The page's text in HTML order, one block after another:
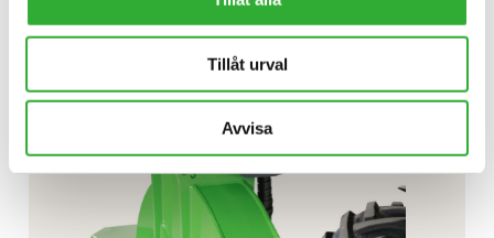
Tillåt urval
Avvisa